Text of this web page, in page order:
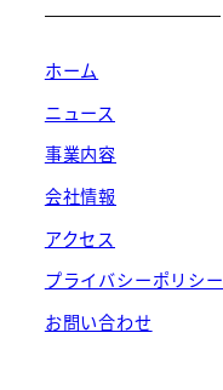
ホーム
ニュース
事業内容
会社情報
アクセス
プライバシーポリシー
お問い合わせ